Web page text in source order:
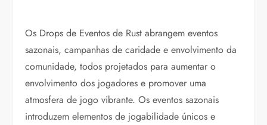
Os Drops de Eventos de Rust abrangem eventos
sazonais, campanhas de caridade e envolvimento da
comunidade, todos projetados para aumentar o
envolvimento dos jogadores e promover uma
atmosfera de jogo vibrante. Os eventos sazonais
introduzem elementos de jogabilidade únicos e